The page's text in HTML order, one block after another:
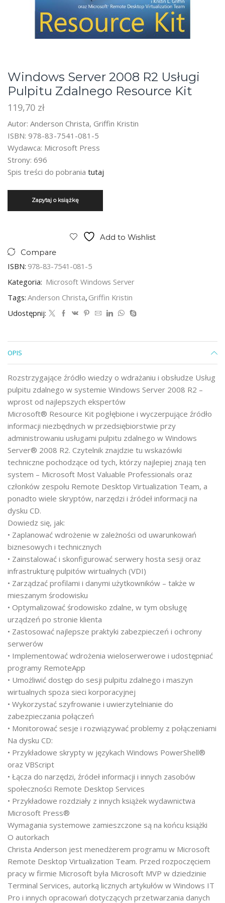
Windows Server 2008 R2 Usługi
Pulpitu Zdalnego Resource Kit
119,70 zł
Autor: Anderson Christa, Griffin Kristin
ISBN: 978-83-7541-081-5
Wydawca: Microsoft Press
Strony: 696
Spis treści do pobrania tutaj
Add to Wishlist
Compare
ISBN: 978-83-7541-081-5
Kategoria: Microsoft Windows Server
Tags: Anderson Christa, Griffin Kristin
Udostępnij:
OPIS
Rozstrzygające źródło wiedzy o wdrażaniu i obsłudze Usług
pulpitu zdalnego w systemie Windows Server 2008 R2 –
wprost od najlepszych ekspertów
Microsoft® Resource Kit pogłębione i wyczerpujące źródło
informacji niezbędnych w przedsiębiorstwie przy
administrowaniu usługami pulpitu zdalnego w Windows
Server® 2008 R2. Czytelnik znajdzie tu wskazówki
techniczne pochodzące od tych, którzy najlepiej znają ten
system – Microsoft Most Valuable Professionals oraz
członków zespołu Remote Desktop Virtualization Team, a
ponadto wiele skryptów, narzędzi i źródeł informacji na
dysku CD.
Dowiedz się, jak:
• Zaplanować wdrożenie w zależności od uwarunkowań
biznesowych i technicznych
• Zainstalować i skonfigurować serwery hosta sesji oraz
infrastrukturę pulpitów wirtualnych (VDI)
• Zarządzać profilami i danymi użytkowników – także w
mieszanym środowisku
• Optymalizować środowisko zdalne, w tym obsługę
urządzeń po stronie klienta
• Zastosować najlepsze praktyki zabezpieczeń i ochrony
serwerów
• Implementować wdrożenia wieloserwerowe i udostępniać
programy RemoteApp
• Umożliwić dostęp do sesji pulpitu zdalnego i maszyn
wirtualnych spoza sieci korporacyjnej
• Wykorzystać szyfrowanie i uwierzytelnianie do
zabezpieczania ­połączeń
• Monitorować sesje i rozwiązywać problemy z połączeniami
Na dysku CD:
• Przykładowe skrypty w językach Windows PowerShell®
oraz VBScript
• Łącza do narzędzi, źródeł informacji i innych zasobów
społeczności Remote Desktop Services
• Przykładowe rozdziały z innych książek wydawnictwa
Microsoft Press®
Wymagania systemowe zamieszczone są na końcu książki
O autorkach
Christa Anderson jest menedżerem programu w Microsoft
Remote Desktop Virtualization Team. Przed rozpoczęciem
pracy w firmie Microsoft była Microsoft MVP w dziedzinie
Terminal Services, autorką licznych artykułów w Windows IT
Pro i innych opracowań dotyczących przetwarzania danych